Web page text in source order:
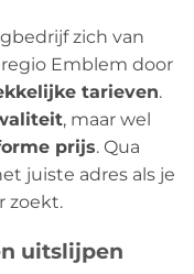
zich van
Emblem door
tarieven.
, maar wel
prijs. Qua
juiste adres als je
zoekt.
uitslijpen